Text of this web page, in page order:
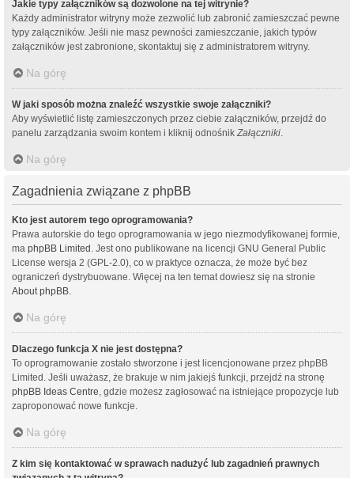
Jakie typy załączników są dozwolone na tej witrynie?
Każdy administrator witryny może zezwolić lub zabronić zamieszczać pewne
typy załączników. Jeśli nie masz pewności zamieszczanie, jakich typów
załączników jest zabronione, skontaktuj się z administratorem witryny.
Na górę
W jaki sposób można znaleźć wszystkie swoje załączniki?
Aby wyświetlić listę zamieszczonych przez ciebie załączników, przejdź do
panelu zarządzania swoim kontem i kliknij odnośnik Załączniki
Na górę
Zagadnienia związane z phpBB
Kto jest autorem tego oprogramowania?
Prawa autorskie do tego oprogramowania w jego niezmodyfikowanej formie,
ma phpBB Limited . Jest ono publikowane na licencji GNU General Public
License wersja 2 (GPL-2.0), co w praktyce oznacza, że może być bez
ograniczeń dystrybuowane. Więcej na ten temat dowiesz się na stronie
About phpBB
Na górę
Dlaczego funkcja X nie jest dostępna?
To oprogramowanie zostało stworzone i jest licencjonowane przez phpBB
Limited. Jeśli uważasz, że brakuje w nim jakiejś funkcji, przejdź na stronę
phpBB Ideas Centre , gdzie możesz zagłosować na istniejące propozycje lub
zaproponować nowe funkcje.
Na górę
Z kim się kontaktować w sprawach nadużyć lub zagadnień prawnych